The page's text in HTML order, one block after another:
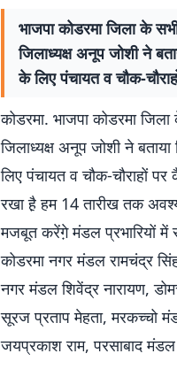
भाजपा कोडरमा जिला के
जिलाध्यक्ष अनूप जोशी ने
के लिए पंचायत व चौक-
कोडरमा. भाजपा कोडरमा
जिलाध्यक्ष अनूप जोशी ने
लिए पंचायत व चौक-चौराहों
रखा है़ हम 14 तारीख तक
मजबूत करेंगे़ मंडल प्रभारियों में
कोडरमा नगर मंडल रामचंद्र
नगर मंडल शिवेंद्र नारायण,
सूरज प्रताप मेहता, ⁠मरकच्चो
जयप्रकाश राम, ⁠परसाबाद